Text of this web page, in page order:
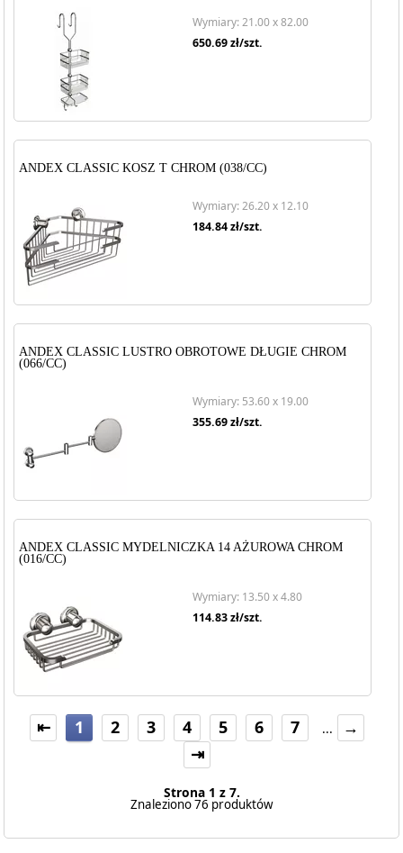
Wymiary: 21.00 x 82.00
650.69zł/szt.
ANDEX CLASSIC KOSZ T CHROM (038/CC)
Wymiary: 26.20 x 12.10
184.84zł/szt.
ANDEX CLASSIC LUSTRO OBROTOWE DŁUGIE CHROM
(066/CC)
Wymiary: 53.60 x 19.00
355.69zł/szt.
ANDEX CLASSIC MYDELNICZKA 14 AŻUROWA CHROM
(016/CC)
Wymiary: 13.50 x 4.80
114.83zł/szt.
⇤ 1 2 3 4 5 6 7 ...
→
⇥
Strona 1 z 7.
Znaleziono 76 produktów